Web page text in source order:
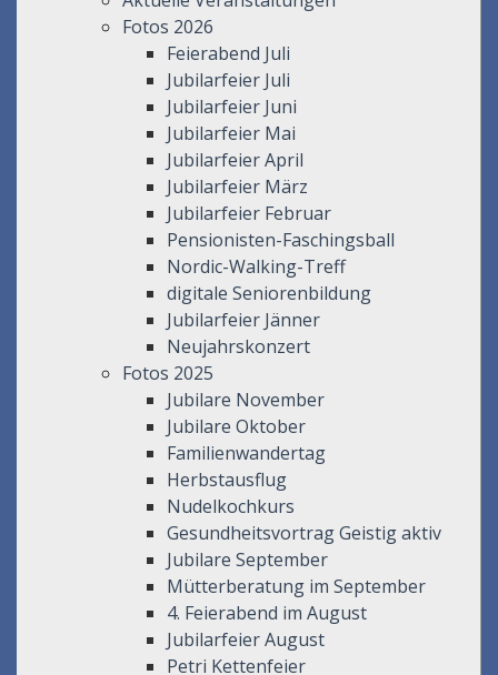
Fotos 2026
Feierabend Juli
Jubilarfeier Juli
Jubilarfeier Juni
Jubilarfeier Mai
Jubilarfeier April
Jubilarfeier März
Jubilarfeier Februar
Pensionisten-Faschingsball
Nordic-Walking-Treff
digitale Seniorenbildung
Jubilarfeier Jänner
Neujahrskonzert
Fotos 2025
Jubilare November
Jubilare Oktober
Familienwandertag
Herbstausflug
Nudelkochkurs
Gesundheitsvortrag Geistig aktiv
Jubilare September
Mütterberatung im September
4. Feierabend im August
Jubilarfeier August
Petri Kettenfeier